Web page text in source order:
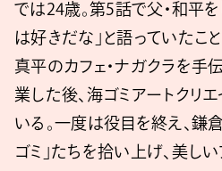
では24歳。第5話で父・和平を
は好きだな」と語っていたこ
真平のカフェ・ナガクラを手
業した後、海ゴミアートクリ
いる。一度は役目を終え、鎌
ゴミ」たちを拾い上げ、美し